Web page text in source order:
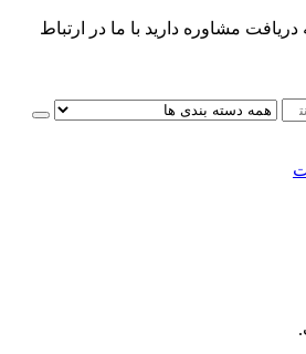
دریافت مشاوره دارید با ما در ارتباط